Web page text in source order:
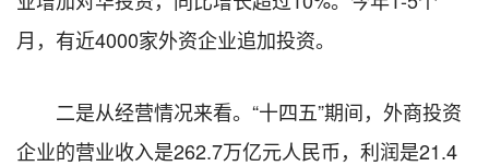
月，有近4000家外资企业追加投资。
二是从经营情况来看。“十四五”期间，外商投资
企业的营业收入是262.7万亿元人民币，利润是21.4